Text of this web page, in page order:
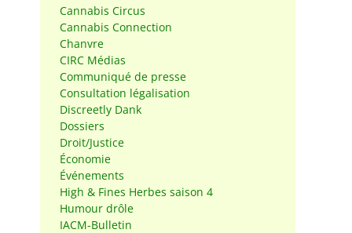
Cannabis Circus
Cannabis Connection
Chanvre
CIRC Médias
Communiqué de presse
Consultation légalisation
Discreetly Dank
Dossiers
Droit/Justice
Économie
Événements
High & Fines Herbes saison 4
Humour drôle
IACM-Bulletin